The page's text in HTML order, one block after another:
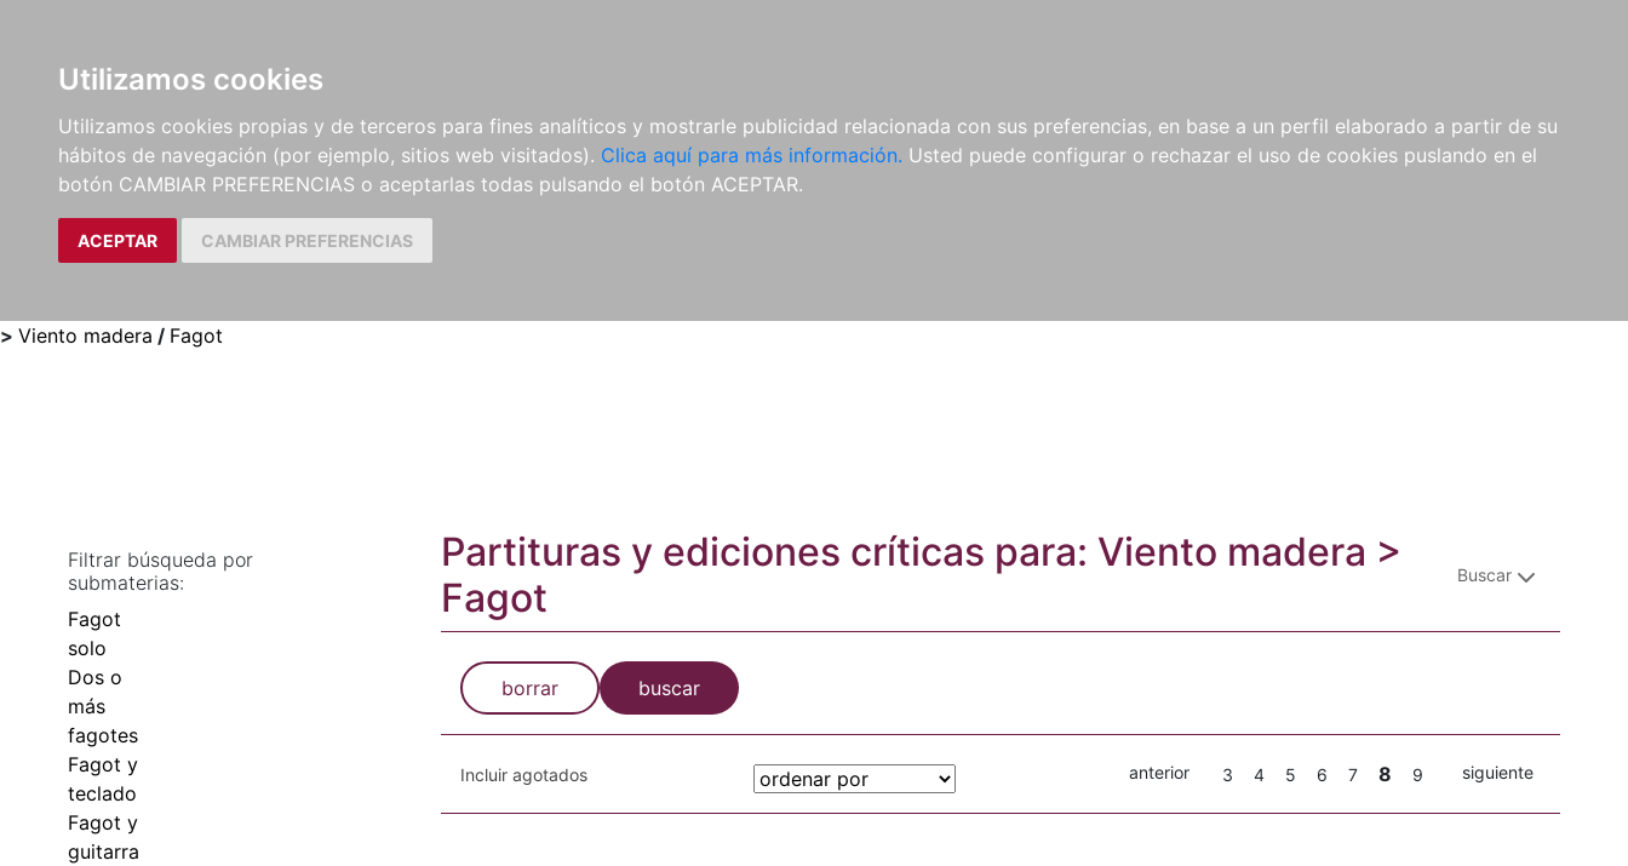
Utilizamos cookies
Utilizamos cookies propias y de terceros para fines analíticos y mostrarle publicidad relacionada con sus preferencias, en base a un perfil elaborado a partir de su
hábitos de navegación (por ejemplo, sitios web visitados). Clica aquí para más información. Usted puede configurar o rechazar el uso de cookies puslando en el
botón CAMBIAR PREFERENCIAS o aceptarlas todas pulsando el botón ACEPTAR.
ACEPTAR CAMBIAR PREFERENCIAS
LIBROS
MÉTODOS Y
EJERCICIOS
PARTITURAS Y EDICIONES
CRÍTICAS
REVISTAS
CDS Y
DVDS
MATERIAL
COMPLEMENTARIO
NOVEDADES NOTICIAS
COMPRAS
INSTITUCIONALES
> Viento madera / Fagot
Filtrar búsqueda por
submaterias:
Fagot
solo
Dos o
más
fagotes
Fagot y
teclado
Fagot y
guitarra
Partituras y ediciones críticas para: Viento madera >
Fagot
Buscar
borrar buscar
Incluir agotados anterior 3 4 5 6 7 8 9 siguiente